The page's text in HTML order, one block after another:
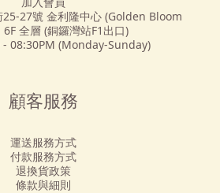
27號 金利隆中心 (Golden Bloom
全層 (銅鑼灣站F1出口)
08:30PM (Monday-Sunday)
顧客服務
運送服務方式
付款服務方式
退換貨政策
條款與細則